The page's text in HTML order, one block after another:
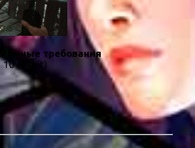
требования
10 (64bit)